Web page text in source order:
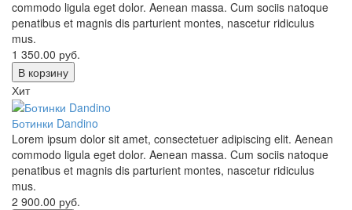
commodo ligula eget dolor. Aenean massa. Cum sociis natoque
penatibus et magnis dis parturient montes, nascetur ridiculus
mus.
1 350.00 руб.
В корзину
Хит
Ботинки Dandino
Lorem ipsum dolor sit amet, consectetuer adipiscing elit. Aenean
commodo ligula eget dolor. Aenean massa. Cum sociis natoque
penatibus et magnis dis parturient montes, nascetur ridiculus
mus.
2 900.00 руб.